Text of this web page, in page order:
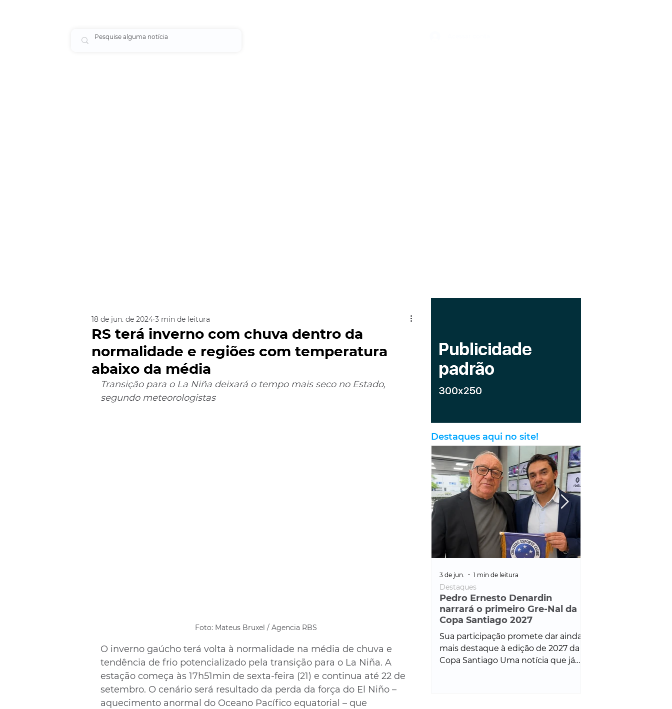
RS terá inverno com chuva dentro da
normalidade e regiões com temperatura
abaixo da média
18 de jun. de 2024 3 min de leitura
Transição para o La Niña deixará o tempo mais seco no Estado,
segundo meteorologistas
Foto: Mateus Bruxel / Agencia RBS
O inverno gaúcho terá volta à normalidade na média de chuva e
tendência de frio potencializado pela transição para o La Niña. A
estação começa às 17h51min de sexta-feira (21) e continua até 22 de
setembro. O cenário será resultado da perda da força do El Niño –
aquecimento anormal do Oceano Pacífico equatorial – que
Destaques aqui no site!
Pedro Ernesto Denardin
narrará o primeiro Gre-Nal da
Copa Santiago 2027
Sua participação promete dar ainda
mais destaque à edição de 2027 da
Copa Santiago Uma notícia que já
Destaques
3 de jun. 1 min de leitura